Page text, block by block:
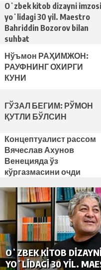
қилди
Oʻzbek kitob dizayni imzosi
yoʻlidagi 30 yil. Maestro
Bahriddin Bozorov bilan
suhbat
Нўъмон РАҲИМЖОН:
РАУФНИНГ ОХИРГИ
КУНИ
ГЎЗАЛ БЕГИМ: РЎМОН
ҚУТЛИ БЎЛСИН
Концептуалист рассом
Вячеслав Ахунов
Венецияда ўз
кўргазмасини очди
OʻZBEK KITOB
YOʻLIDAGI 30 YIL.